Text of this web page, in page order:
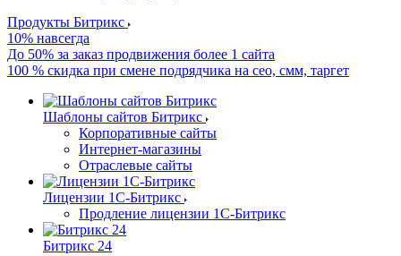
Продукты Битрикс
10% навсегда
До 50% за заказ продвижения более 1 сайта
100 % скидка при смене подрядчика на сео, смм, таргет
Шаблоны сайтов Битрикс
Корпоративные сайты
Интернет-магазины
Отраслевые сайты
Лицензии 1С-Битрикс
Продление лицензии 1С-Битрикс
Битрикс 24